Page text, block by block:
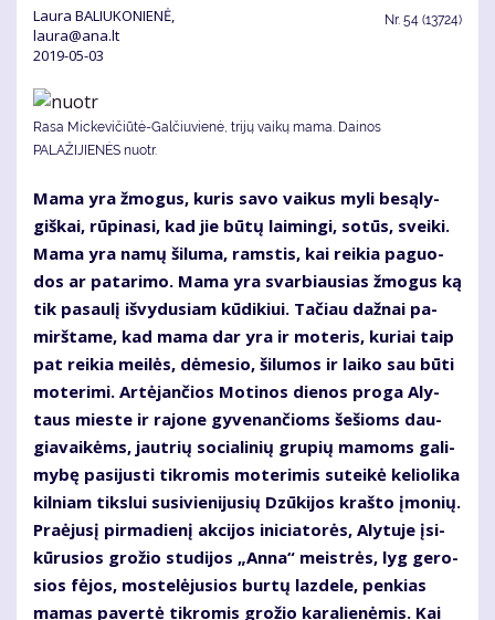
Laura BALIUKONIENĖ,
laura@ana.lt
2019-05-03
Nr. 54 (13724)
Rasa Mickevičiūtė-Galčiuvienė, trijų vaikų mama. Dainos
PALAŽIJIENĖS nuotr.
Ma­ma yra žmo­gus, ku­ris sa­vo vai­kus my­li be­są­ly­
giš­kai, rū­pi­na­si, kad jie bū­tų lai­min­gi, so­tūs, svei­ki.
Ma­ma yra na­mų ši­lu­ma, rams­tis, kai rei­kia pa­guo­
dos ar pa­ta­ri­mo. Ma­ma yra svar­biau­sias žmo­gus ką
tik pa­sau­lį iš­vy­du­siam kū­di­kiui. Ta­čiau daž­nai pa­
mirš­ta­me, kad ma­ma dar yra ir mo­te­ris, ku­riai taip
pat rei­kia mei­lės, dė­me­sio, ši­lu­mos ir lai­ko sau bū­ti
mo­te­ri­mi. Ar­tė­jan­čios Mo­ti­nos die­nos pro­ga Aly­
taus mies­te ir ra­jo­ne gy­ve­nan­čioms še­šioms dau­
gia­vai­kėms, jaut­rių so­cia­li­nių gru­pių ma­moms ga­li­
my­bę pa­si­jus­ti tik­ro­mis mo­te­ri­mis su­tei­kė ke­lio­li­ka
kil­niam tiks­lui su­si­vie­ni­ju­sių Dzū­ki­jos kraš­to įmo­nių.
Pra­ėju­sį pir­ma­die­nį ak­ci­jos ini­cia­to­rės, Aly­tu­je įsi­
kū­ru­sios gro­žio stu­di­jos „An­na“ meist­rės, lyg ge­ro­
sios fė­jos, mos­te­lė­ju­sios bur­tų laz­de­le, pen­kias
ma­mas pa­ver­tė tik­ro­mis gro­žio ka­ra­lie­nė­mis. Kai